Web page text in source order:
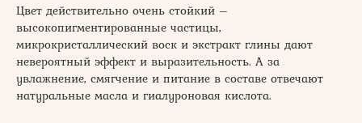
Цвет действительно очень стойкий –
высокопигментированные частицы,
микрокристаллический воск и экстракт глины дают
невероятный эффект и выразительность. А за
увлажнение, смягчение и питание в составе отвечают
натуральные масла и гиалуроновая кислота.